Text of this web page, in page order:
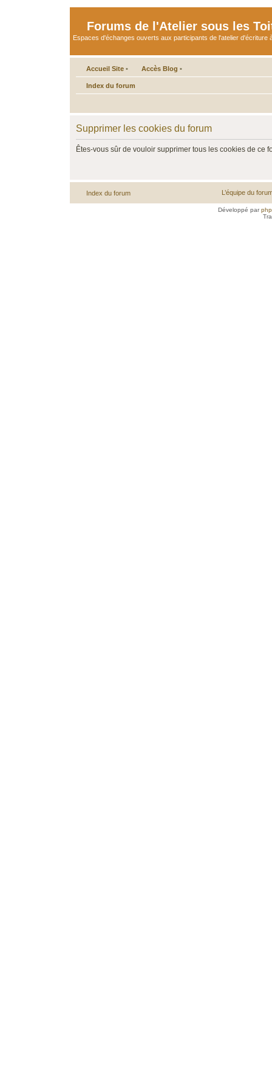
Forums de l'Atelier sous les
Espaces d'échanges ouverts aux participants de l'atelier d'écriture
Accueil Site • Accès Blog •
Index du forum
Supprimer les cookies du forum
Êtes-vous sûr de vouloir supprimer tous les cookies de ce
Index du forum L’équipe du
Développé par